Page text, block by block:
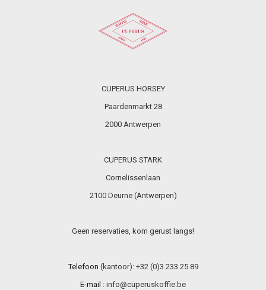
CUPERUS HORSEY
Paardenmarkt 28
2000 Antwerpen
CUPERUS STARK
Cornelissenlaan
2100 Deurne (Antwerpen)
Geen reservaties, kom gerust langs!
Telefoon (kantoor): +32 (0)3 233 25 89
E-mail : info@cuperuskoffie.be